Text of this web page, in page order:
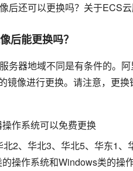
后还可以更换吗？关于ECS云
后能更换吗？
务器地域不同是有条件的。
镜像进行更换。请注意，更
作系统可以免费更换
2、华北3、华北5、华东1
操作系统和Windows类的操